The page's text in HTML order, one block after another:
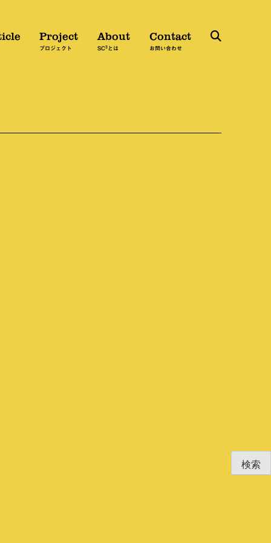
Project
プロジェクト
About
SC3とは
Contact
お問い合わせ